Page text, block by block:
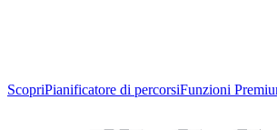
ScopriPianificatore di percorsiFunzioni